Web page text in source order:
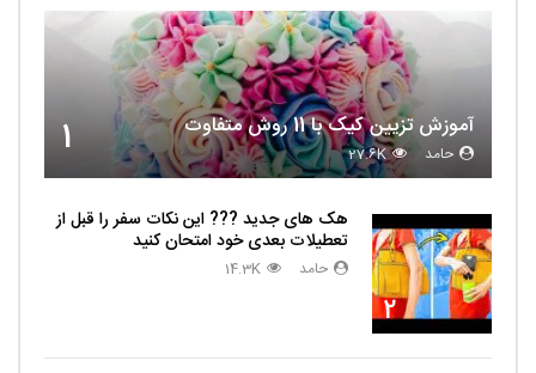
1 آموزش تزیین کیک با 11 روش متفاوت
حامد 27.6K
2
هک های جدید ??️? این نکات سفر را قبل از
تعطیلات بعدی خود امتحان کنید
حامد 14.3K